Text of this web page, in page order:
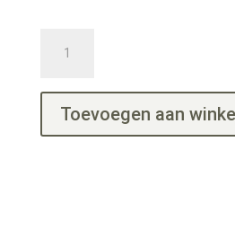
Brush
Toevoegen aan